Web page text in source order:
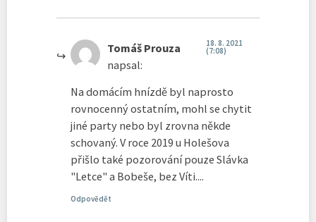
Tomáš Prouza
napsal:
18. 8. 2021
(7:08)
Na domácím hnízdě byl naprosto
rovnocenný ostatním, mohl se chytit
jiné party nebo byl zrovna někde
schovaný. V roce 2019 u Holešova
přišlo také pozorování pouze Slávka
"Letce" a Bobeše, bez Víti....
Odpovědět